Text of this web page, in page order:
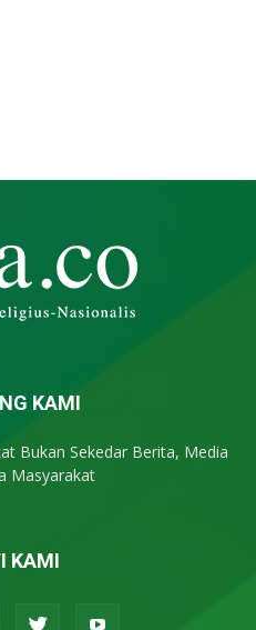
KAMI
Bukan Sekedar Berita, Media
Masyarakat
KAMI